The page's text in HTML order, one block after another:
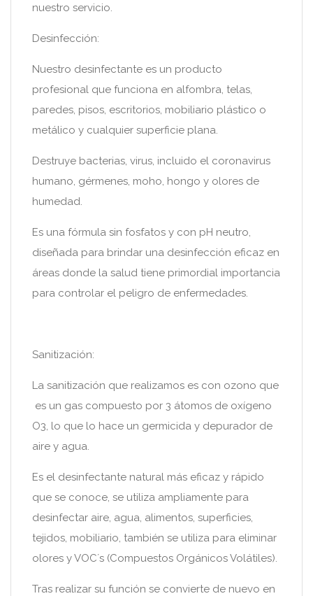
nuestro servicio.
Desinfección:
Nuestro desinfectante es un producto
profesional que funciona en alfombra, telas,
paredes, pisos, escritorios, mobiliario plástico o
metálico y cualquier superficie plana.
Destruye bacterias, virus, incluido el coronavirus
humano, gérmenes, moho, hongo y olores de
humedad.
Es una fórmula sin fosfatos y con pH neutro,
diseñada para brindar una desinfección eficaz en
áreas donde la salud tiene primordial importancia
para controlar el peligro de enfermedades.
Sanitización:
La sanitización que realizamos es con ozono que
es un gas compuesto por 3 átomos de oxígeno
O3, lo que lo hace un germicida y depurador de
aire y agua.
Es el desinfectante natural más eficaz y rápido
que se conoce, se utiliza ampliamente para
desinfectar aire, agua, alimentos, superficies,
tejidos, mobiliario, también se utiliza para eliminar
olores y VOC´s (Compuestos Orgánicos Volátiles).
Tras realizar su función se convierte de nuevo en